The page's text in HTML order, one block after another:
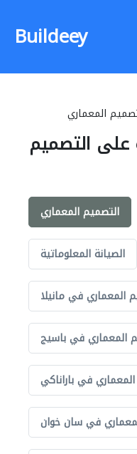
Buildeey
المعماري
على التصميم
التصميم المعماري
الصيانة المعلوماتية
المعماري في مانيلا
المعماري في باسيج
في باراناكي
في سان خوان